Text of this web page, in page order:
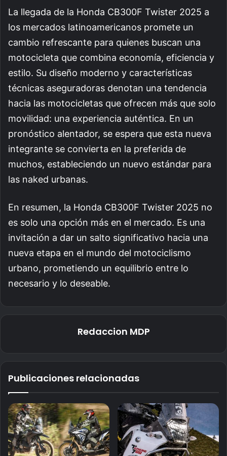
La llegada de la Honda CB300F Twister 2025 a
los mercados latinoamericanos promete un
cambio refrescante para quienes buscan una
motocicleta que combina economía, eficiencia y
estilo. Su diseño moderno y características
técnicas aseguradoras denotan una tendencia
hacia las motocicletas que ofrecen más que solo
movilidad: una experiencia auténtica. En un
pronóstico alentador, se espera que esta nueva
integrante se convierta en la preferida de
muchos, estableciendo un nuevo estándar para
las naked urbanas.
En resumen, la Honda CB300F Twister 2025 no
es solo una opción más en el mercado. Es una
invitación a dar un salto significativo hacia una
nueva etapa en el mundo del motociclismo
urbano, prometiendo un equilibrio entre lo
necesario y lo deseable.
Redaccion MDP
Publicaciones relacionadas